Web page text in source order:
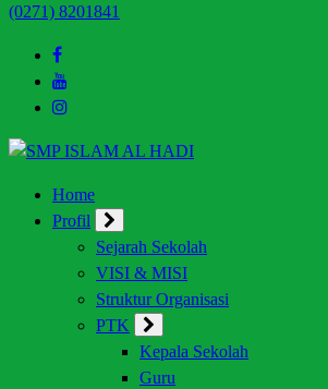
(0271) 8201841
Halaman Resmi SMP Islam Al Hadi Mojolaban
Home
Profil
Sejarah Sekolah
VISI & MISI
Struktur Organisasi
PTK
Kepala Sekolah
Guru